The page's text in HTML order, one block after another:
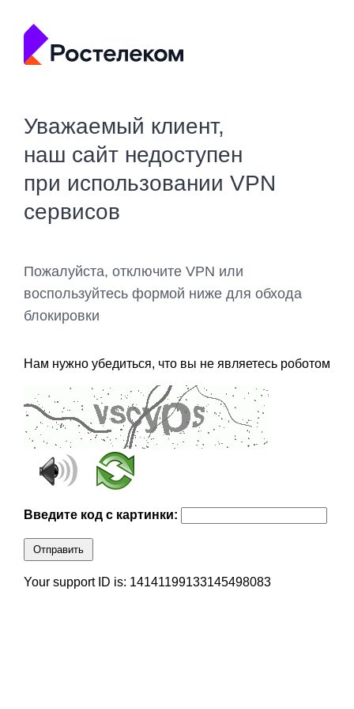
Уважаемый клиент,
наш сайт недоступен
при использовании VPN
сервисов
Пожалуйста, отключите VPN или
воспользуйтесь формой ниже для обхода
блокировки
Нам нужно убедиться, что вы не являетесь роботом
Введите код с картинки:
Отправить
Your support ID is: 14141199133145498083